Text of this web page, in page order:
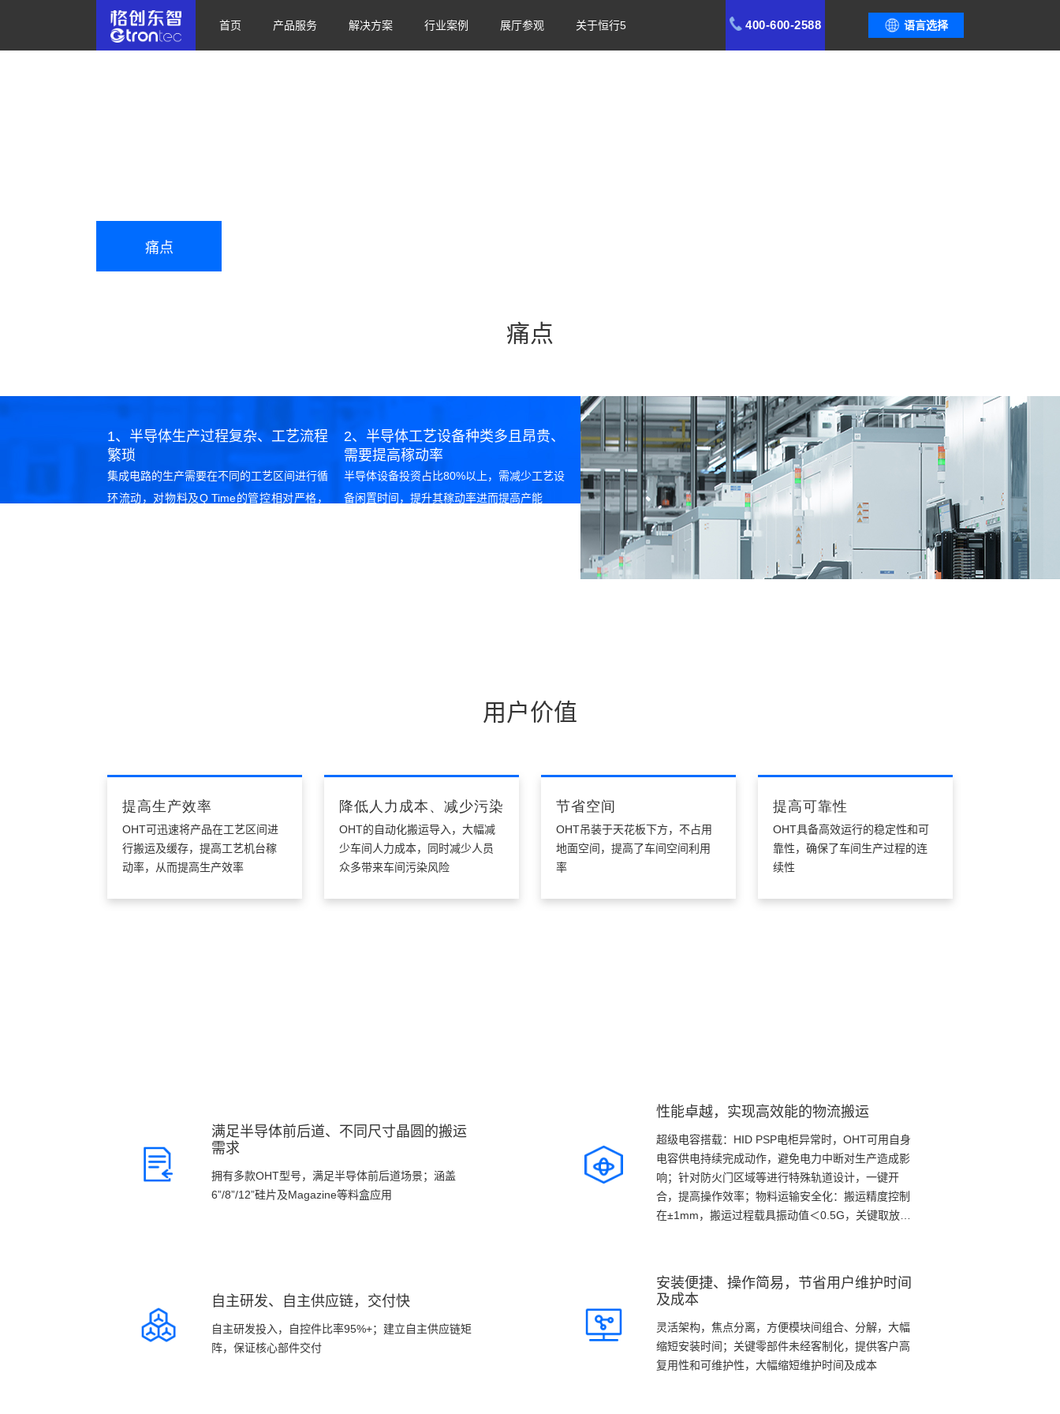
语言选择
400-600-2588
首页 产品服务 解决方案 行业案例 展厅参观 关于恒行5
痛点
痛点
1、半导体生产过程复杂、工艺流程
繁琐
集成电路的生产需要在不同的工艺区间进行循
环流动，对物料及Q Time的管控相对严格，
2、半导体工艺设备种类多且昂贵、
需要提高稼动率
半导体设备投资占比80%以上，需减少工艺设
备闲置时间，提升其稼动率进而提高产能
用户价值
提高生产效率
OHT可迅速将产品在工艺区间进
行搬运及缓存，提高工艺机台稼
动率，从而提高生产效率
降低人力成本、减少污染
OHT的自动化搬运导入，大幅减
少车间人力成本，同时减少人员
众多带来车间污染风险
节省空间
OHT吊装于天花板下方，不占用
地面空间，提高了车间空间利用
率
提高可靠性
OHT具备高效运行的稳定性和可
靠性，确保了车间生产过程的连
续性
满足半导体前后道、不同尺寸晶圆的搬运
需求
拥有多款OHT型号，满足半导体前后道场景；涵盖
6”/8”/12”硅片及Magazine等料盒应用
性能卓越，实现高效能的物流搬运
超级电容搭载：HID PSP电柜异常时，OHT可用自身
电容供电持续完成动作，避免电力中断对生产造成影
响；针对防火门区域等进行特殊轨道设计，一键开
合，提高操作效率；物料运输安全化：搬运精度控制
在±1mm，搬运过程载具振动值＜0.5G，关键取放过
数据交互
自主研发、自主供应链，交付快
自主研发投入，自控件比率95%+；建立自主供应链矩
阵，保证核心部件交付
安装便捷、操作简易，节省用户维护时间
及成本
灵活架构，焦点分离，方便模块间组合、分解，大幅
缩短安装时间；关键零部件未经客制化，提供客户高
复用性和可维护性，大幅缩短维护时间及成本